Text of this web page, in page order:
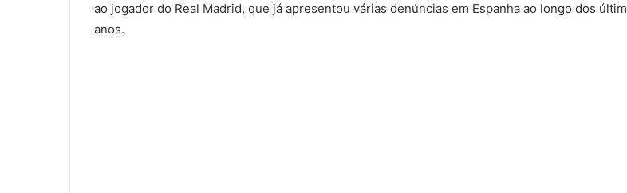
ao jogador do Real Madrid, que já apresentou várias denúncias em Espanha ao longo dos
anos.